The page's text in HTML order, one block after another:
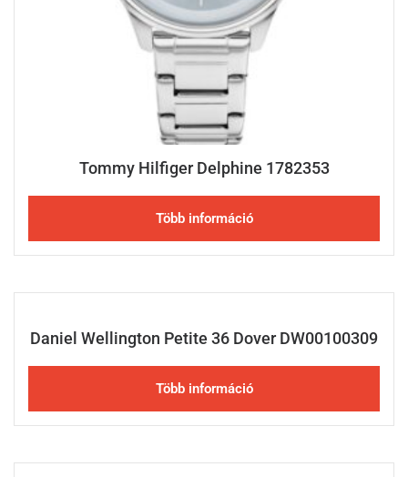
Tommy Hilfiger Delphine 1782353
Több információ
Daniel Wellington Petite 36 Dover DW00100309
Több információ